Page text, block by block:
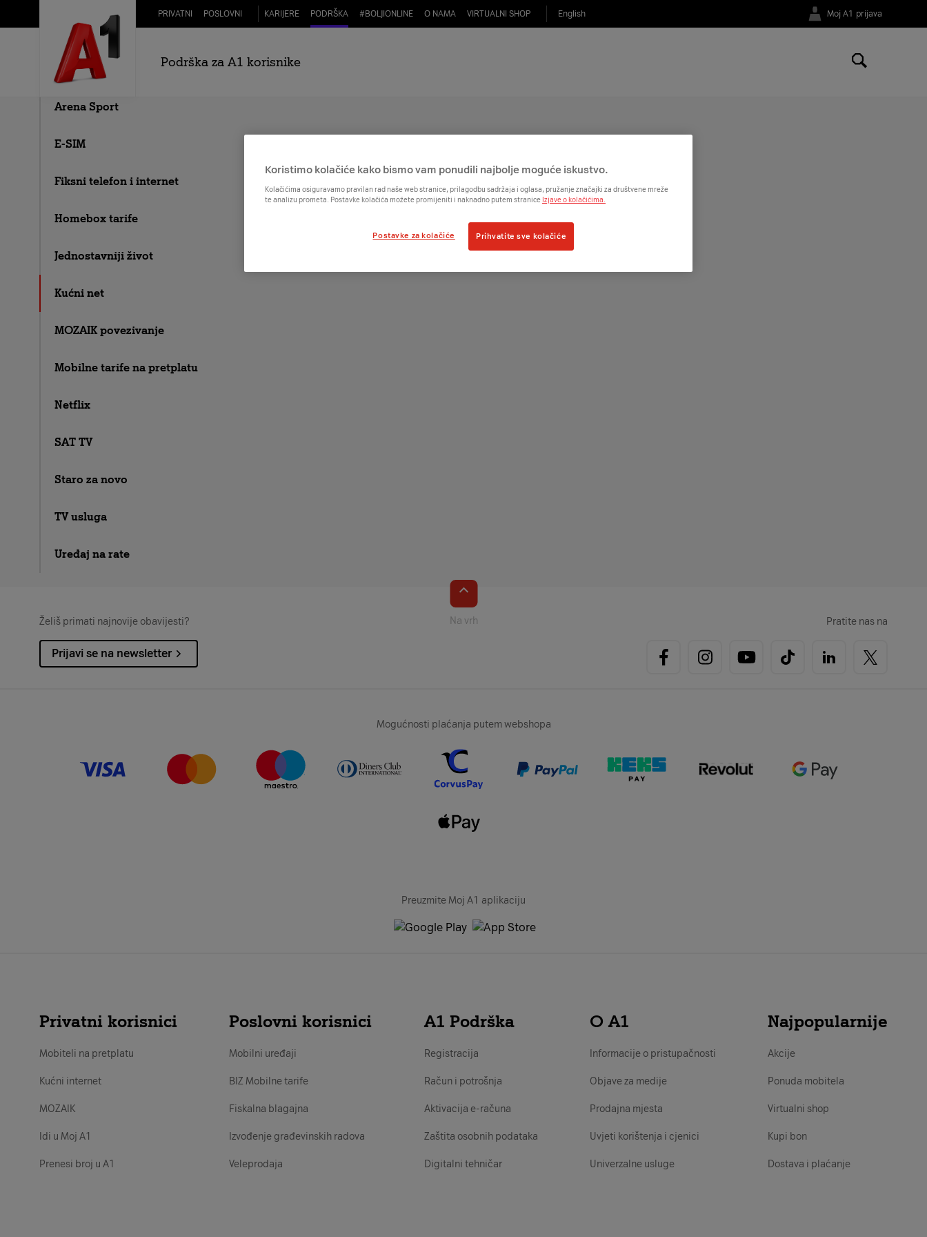
Skip to Main Content PRIVATNI POSLOVNI KARIJERE PODRŠKA # BOLJIONLINE O NAMA VIRTUALNI SHOP English Moj A1 prijava
Podrška za A1 korisnike
Kolika je brzina interneta u mom paketu?
Dostupnu brzinu interneta u svom paketu možeš provjeriti na
A1 na bonove
Arena Sport
E-SIM
Fiksni telefon i internet
Homebox tarife
Jednostavniji život
Kućni net
MOZAIK povezivanje
Mobilne tarife na pretplatu
Netflix
SAT TV
Staro za novo
TV usluga
Uređaj na rate
Na vrh
Želiš primati najnovije obavijesti?
Prijavi se na newsletter
Pratite nas na
Mogućnosti plaćanja putem webshopa
Preuzmite Moj A1 aplikaciju
Privatni korisnici
Mobiteli na pretplatu
Kućni internet
MOZAIK
Idi u Moj A1
Prenesi broj u A1
Poslovni korisnici
Mobilni uređaji
BIZ Mobilne tarife
Fiskalna blagajna
Izvođenje građevinskih radova
Veleprodaja
A1 Podrška
Registracija
Račun i potrošnja
Aktivacija e-računa
Zaštita osobnih podataka
Digitalni tehničar
O A1
Informacije o pristupačnosti
Objave za medije
Prodajna mjesta
Uvjeti korištenja i cjenici
Univerzalne usluge
Najpopularnije
Akcije
Ponuda mobitela
Virtualni shop
Kupi bon
Dostava i plaćanje
Koristimo kolačiće kako bismo vam ponudili najbolje moguće iskustvo.
Kolačićima osiguravamo pravilan rad naše web stranice, prilagodbu sadržaja i oglasa, pružanje značajki za društvene mreže
te analizu prometa. Postavke kolačića možete promijeniti i naknadno putem stranice Izjave o kolačićima.
Postavke za kolačiće Prihvatite sve kolačiće